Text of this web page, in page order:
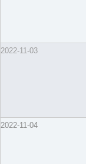
2022-11-03
2022-11-04